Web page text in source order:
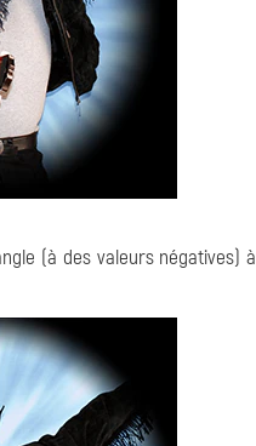
(à des valeurs négatives) à